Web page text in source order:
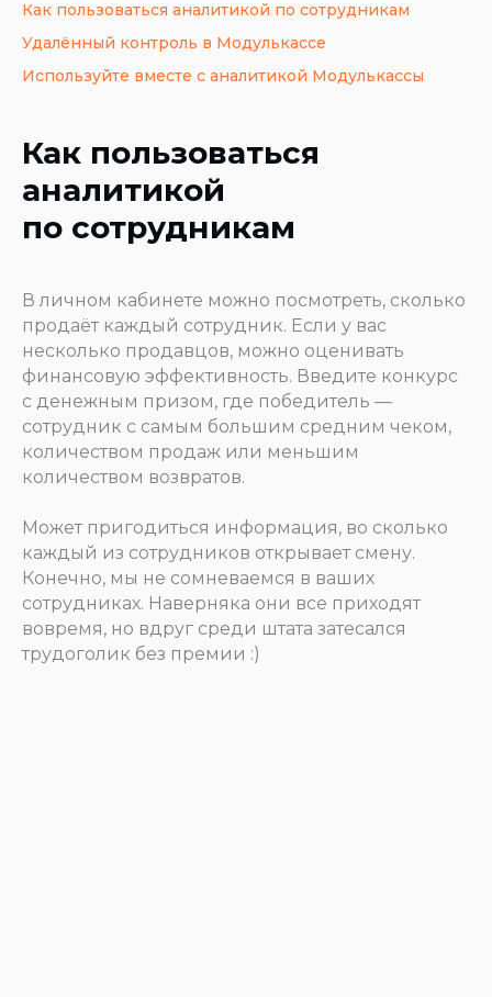
Как пользоваться аналитикой по сотрудникам
Удалённый контроль в Модулькассе
Используйте вместе с аналитикой Модулькассы
Как пользоваться
аналитикой
по сотрудникам
В личном кабинете можно посмотреть, сколько
продаёт каждый сотрудник. Если у вас
несколько продавцов, можно оценивать
финансовую эффективность. Введите конкурс
с денежным призом, где победитель —
сотрудник с самым большим средним чеком,
количеством продаж или меньшим
количеством возвратов.
Может пригодиться информация, во сколько
каждый из сотрудников открывает смену.
Конечно, мы не сомневаемся в ваших
сотрудниках. Наверняка они все приходят
вовремя, но вдруг среди штата затесался
трудоголик без премии :)